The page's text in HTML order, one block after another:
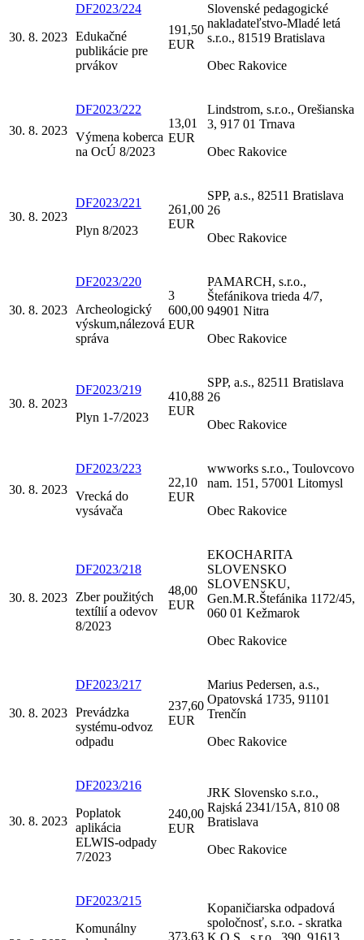
30. 8. 2023
DF2023/224
Edukačné
publikácie pre
prvákov
191,50
EUR
Slovenské pedagogické
nakladateľstvo-Mladé letá
s.r.o., 81519 Bratislava
Obec Rakovice
30. 8. 2023
DF2023/222
Výmena koberca
na OcÚ 8/2023
13,01
EUR
Lindstrom, s.r.o., Orešianska
3, 917 01 Trnava
Obec Rakovice
30. 8. 2023
DF2023/221
Plyn 8/2023
261,00
EUR
SPP, a.s., 82511 Bratislava
26
Obec Rakovice
30. 8. 2023
DF2023/220
Archeologický
výskum,nálezová
správa
3
600,00
EUR
PAMARCH, s.r.o.,
Štefánikova trieda 4/7,
94901 Nitra
Obec Rakovice
30. 8. 2023
DF2023/219
Plyn 1-7/2023
410,88
EUR
SPP, a.s., 82511 Bratislava
26
Obec Rakovice
30. 8. 2023
DF2023/223
Vrecká do
vysávača
22,10
EUR
wwworks s.r.o., Toulovcovo
nam. 151, 57001 Litomysl
Obec Rakovice
30. 8. 2023
DF2023/218
Zber použitých
textílií a odevov
8/2023
48,00
EUR
EKOCHARITA
SLOVENSKO
SLOVENSKU,
Gen.M.R.Štefánika 1172/45,
060 01 Kežmarok
Obec Rakovice
30. 8. 2023
DF2023/217
Prevádzka
systému-odvoz
odpadu
237,60
EUR
Marius Pedersen, a.s.,
Opatovská 1735, 91101
Trenčín
Obec Rakovice
30. 8. 2023
DF2023/216
Poplatok
aplikácia
ELWIS-odpady
7/2023
240,00
EUR
JRK Slovensko s.r.o.,
Rajská 2341/15A, 810 08
Bratislava
Obec Rakovice
DF2023/215
Komunálny
373,63
Kopaničiarska odpadová
spoločnosť, s.r.o. - skratka
K.O.S., s.r.o., 390, 91613